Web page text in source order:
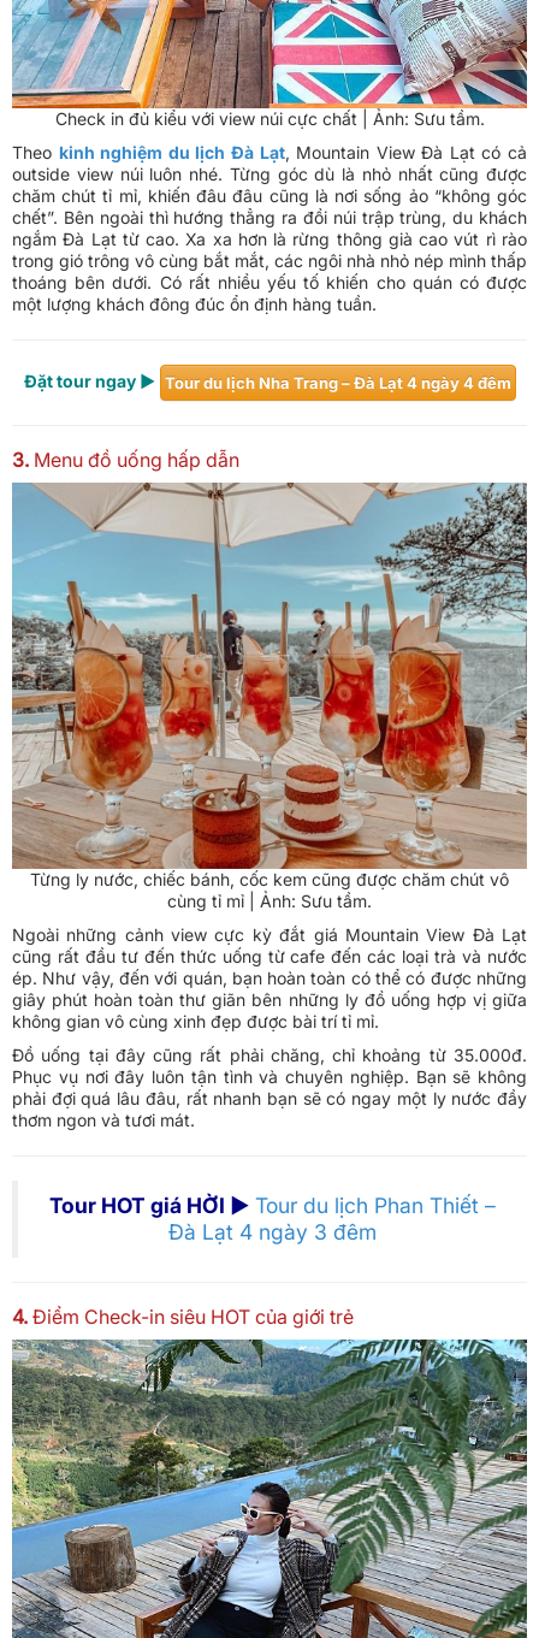
Check in đủ kiểu với view núi cực chất | Ảnh: Sưu tầm.
Theo kinh nghiệm du lịch Đà Lạt, Mountain View Đà Lạt có cả
outside view núi luôn nhé. Từng góc dù là nhỏ nhất cũng được
chăm chút tỉ mỉ, khiến đâu đâu cũng là nơi sống ảo “không góc
chết”. Bên ngoài thì hướng thẳng ra đồi núi trập trùng, du khách
ngắm Đà Lạt từ cao. Xa xa hơn là rừng thông già cao vút rì rào
trong gió trông vô cùng bắt mắt, các ngôi nhà nhỏ nép mình thấp
thoáng bên dưới. Có rất nhiều yếu tố khiến cho quán có được
một lượng khách đông đúc ổn định hàng tuần.
Đặt tour ngay ► ​Tour du lịch Nha Trang – Đà Lạt 4 ngày 4 đêm
3. Menu đồ uống hấp dẫn
Từng ly nước, chiếc bánh, cốc kem cũng được chăm chút vô
cùng tỉ mỉ | Ảnh: Sưu tầm.
Ngoài những cảnh view cực kỳ đắt giá Mountain View Đà Lạt
cũng rất đầu tư đến thức uống từ cafe đến các loại trà và nước
ép. Như vậy, đến với quán, bạn hoàn toàn có thể có được những
giây phú‌t hoàn toàn thư giãn bên những ly đồ uống hợp vị giữa
không gian vô cùng xinh đẹp được bà‌i trí tỉ mỉ.
Đồ uống tại đây cũng rất phải chăng, chỉ khoảng từ 35.000đ.
Phục vụ nơi đây luôn tận tình và chuyên nghiệp. Bạn sẽ không
phải đợi quá lâu đâu, rất nhanh bạn sẽ có ngay một ly nước đầy
thơm ngon và tươi mát.
Tour HOT giá HỜI ► Tour du lịch Phan Thiết –
Đà Lạt 4 ngày 3 đêm
4. Điểm Check-in siêu HOT của giới trẻ